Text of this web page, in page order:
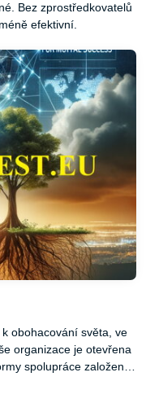
Bez zprostředkovatelů
efektivní.
obohacování světa, ve
organizace je otevřena
spolupráce založené